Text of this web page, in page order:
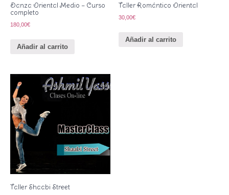
Danza Oriental Medio – Curso
completo
180,00€
Añadir al carrito
Taller Romántico Oriental
30,00€
Añadir al carrito
Taller Shaabi Street